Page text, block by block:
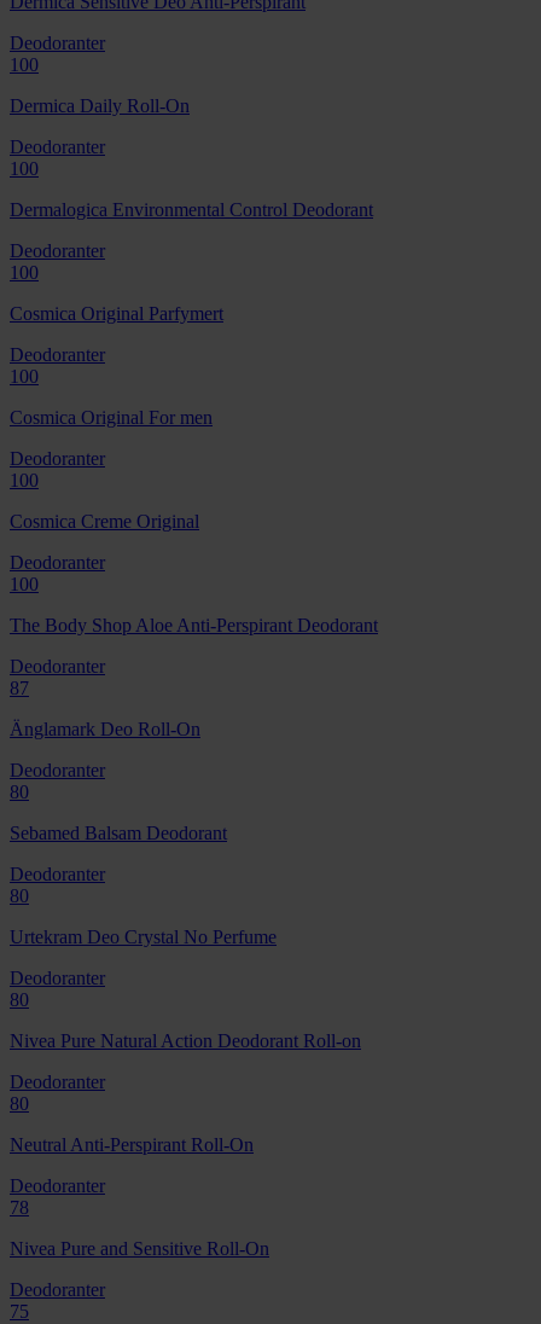
Deodoranter
100
Dermica Daily Roll-On
Deodoranter
100
Dermalogica Environmental Control Deodorant
Deodoranter
100
Cosmica Original Parfymert
Deodoranter
100
Cosmica Original For men
Deodoranter
100
Cosmica Creme Original
Deodoranter
100
The Body Shop Aloe Anti-Perspirant Deodorant
Deodoranter
87
Änglamark Deo Roll-On
Deodoranter
80
Sebamed Balsam Deodorant
Deodoranter
80
Urtekram Deo Crystal No Perfume
Deodoranter
80
Nivea Pure Natural Action Deodorant Roll-on
Deodoranter
80
Neutral Anti-Perspirant Roll-On
Deodoranter
78
Nivea Pure and Sensitive Roll-On
Deodoranter
75